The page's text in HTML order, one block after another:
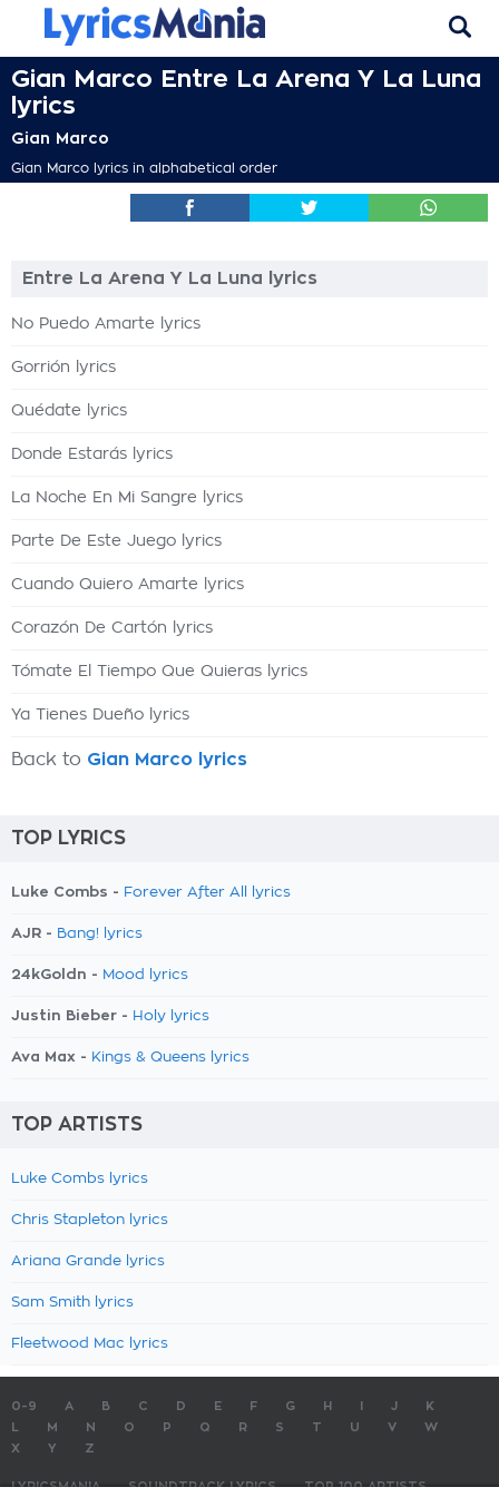
Gian Marco Entre La Arena Y La Luna
lyrics
Gian Marco
Gian Marco lyrics in alphabetical order
Entre La Arena Y La Luna lyrics
No Puedo Amarte lyrics
Gorrión lyrics
Quédate lyrics
Donde Estarás lyrics
La Noche En Mi Sangre lyrics
Parte De Este Juego lyrics
Cuando Quiero Amarte lyrics
Corazón De Cartón lyrics
Tómate El Tiempo Que Quieras lyrics
Ya Tienes Dueño lyrics
Back to Gian Marco lyrics
TOP LYRICS
Luke Combs - Forever After All lyrics
AJR - Bang! lyrics
24kGoldn - Mood lyrics
Justin Bieber - Holy lyrics
Ava Max - Kings & Queens lyrics
TOP ARTISTS
Luke Combs lyrics
Chris Stapleton lyrics
Ariana Grande lyrics
Sam Smith lyrics
Fleetwood Mac lyrics
0-9 A B C D E F G H J
K
M N O P Q R S T U V
W
X
Y Z
LYRICSMANIA SOUNDTRACK LYRICS TOP 100 ARTISTS